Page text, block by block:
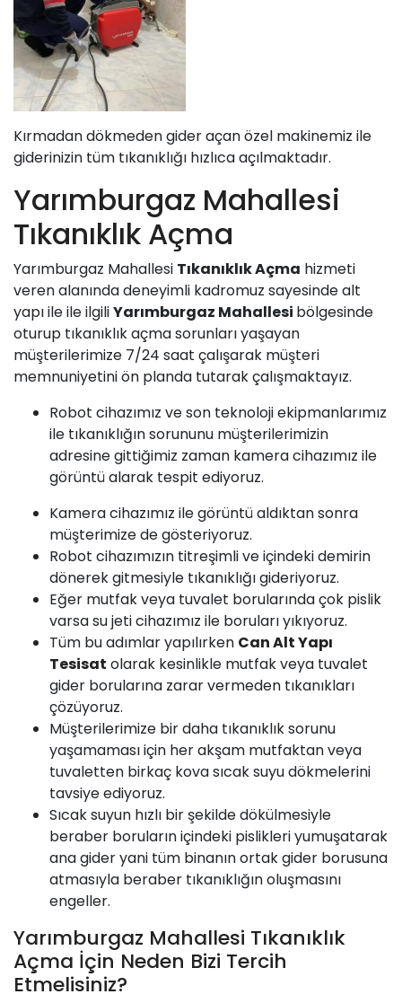
Kırmadan dökmeden gider açan özel makinemiz ile
giderinizin tüm tıkanıklığı hızlıca açılmaktadır.
Yarımburgaz Mahallesi
Tıkanıklık Açma
Yarımburgaz Mahallesi Tıkanıklık Açma hizmeti
veren alanında deneyimli kadromuz sayesinde alt
yapı ile ile ilgiliYarımburgaz Mahallesi bölgesinde
oturup tıkanıklık açma sorunları yaşayan
müşterilerimize 7/24 saat çalışarak müşteri
memnuniyetini ön planda tutarak çalışmaktayız.
Robot cihazımız ve son teknoloji ekipmanlarımız
ile tıkanıklığın sorununu müşterilerimizin
adresine gittiğimiz zaman kamera cihazımız ile
görüntü alarak tespit ediyoruz.
Kamera cihazımız ile görüntü aldıktan sonra
müşterimize de gösteriyoruz.
Robot cihazımızın titreşimli ve içindeki demirin
dönerek gitmesiyle tıkanıklığı gideriyoruz.
Eğer mutfak veya tuvalet borularında çok pislik
varsa su jeti cihazımız ile boruları yıkıyoruz.
Tüm bu adımlar yapılırken Can Alt Yapı
Tesisat olarak kesinlikle mutfak veya tuvalet
gider borularına zarar vermeden tıkanıkları
çözüyoruz.
Müşterilerimize bir daha tıkanıklık sorunu
yaşamaması için her akşam mutfaktan veya
tuvaletten birkaç kova sıcak suyu dökmelerini
tavsiye ediyoruz.
Sıcak suyun hızlı bir şekilde dökülmesiyle
beraber boruların içindeki pislikleri yumuşatarak
ana gider yani tüm binanın ortak gider borusuna
atmasıyla beraber tıkanıklığın oluşmasını
engeller.
Yarımburgaz Mahallesi Tıkanıklık
Açma İçin Neden Bizi Tercih
Etmelisiniz?